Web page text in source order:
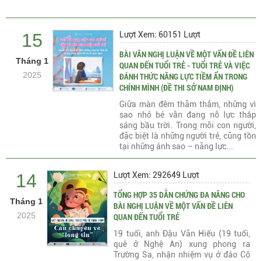
15
Tháng 1
2025
Lượt Xem: 60151 Lượt
BÀI VĂN NGHỊ LUẬN VỀ MỘT VẤN ĐỀ LIÊN
QUAN ĐẾN TUỔI TRẺ - TUỔI TRẺ VÀ VIỆC
ĐÁNH THỨC NĂNG LỰC TIỀM ẨN TRONG
CHÍNH MÌNH (ĐỀ THI SỞ NAM ĐỊNH)
Giữa màn đêm thăm thẳm, những vì
sao nhỏ bé vẫn đang nỗ lực thắp
sáng bầu trời. Trong mỗi con người,
đặc biệt là những người trẻ, cũng tồn
tại những ánh sao – năng lực...
14
Tháng 1
2025
Lượt Xem: 292649 Lượt
TỔNG HỢP 35 DẪN CHỨNG ĐA NĂNG CHO
BÀI NGHỊ LUẬN VỀ MỘT VẤN ĐỀ LIÊN
QUAN ĐẾN TUỔI TRẺ
19 tuổi, anh Đậu Văn Hiếu (19 tuổi,
quê ở Nghệ An) xung phong ra
Trường Sa, nhận nhiệm vụ ở đảo Cô